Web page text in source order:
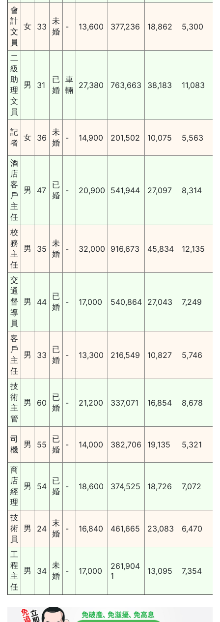
會
計
文
員
女 33
未
婚
- 13,600 377,236 18,862 5,300
二
級
助
理
文
員
男 31
已
婚
車
輛
27,380 763,663 38,183 11,083
記
者
女 36
未
婚
- 14,900 201,502 10,075 5,563
酒
店
客
戶
主
任
男 47
已
婚
- 20,900 541,944 27,097 8,314
校
務
主
任
男 35
未
婚
- 32,000 916,673 45,834 12,135
交
通
督
導
員
男 44
已
婚
- 17,000 540,864 27,043 7,249
客
戶
主
任
男 33
已
婚
- 13,300 216,549 10,827 5,746
技
術
主
管
男 60
已
婚
- 21,200 337,071 16,854 8,678
司
機
男 55
已
婚
- 14,000 382,706 19,135 5,321
商
店
經
理
男 54
已
婚
- 18,600 374,525 18,726 7,072
技
術
員
男 24
末
婚
- 16,840 461,665 23,083 6,470
工
程
主
任
男 34
未
婚
- 17,000
261,904
1
13,095 7,354